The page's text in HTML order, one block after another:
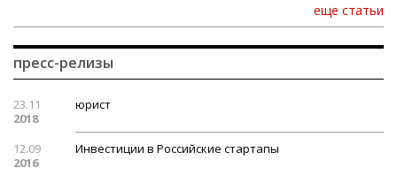
еще статьи
пресс-релизы
23.11
2018
юрист
12.09
2016
Инвестиции в Российские стартапы